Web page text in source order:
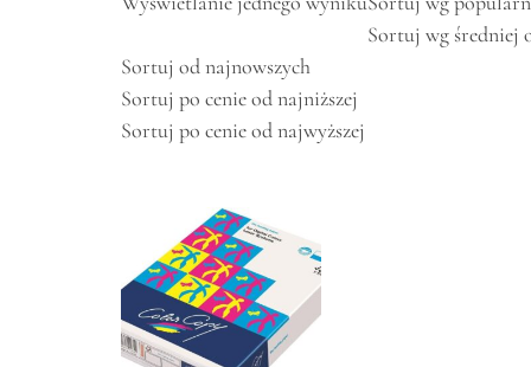
Sortuj wg średniej
Sortuj od najnowszych
Sortuj po cenie od najniższej
Sortuj po cenie od najwyższej